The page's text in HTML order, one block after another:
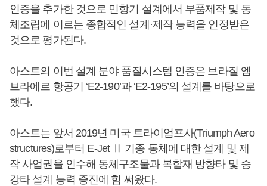
인증을 추가한 것으로 민항기 설계에서 부품제작 및 동
체조립에 이르는 종합적인 설계·제작 능력을 인정받은
것으로 평가된다.
아스트의 이번 설계 분야 품질시스템 인증은 브라질 엠
브라에르 항공기 ‘E2-190’과 ‘E2-195’의 설계를 바탕으로
했다.
아스트는 앞서 2019년 미국 트라이엄프사(Triumph Aero
structures)로부터 E-Jet Ⅱ 기종 동체에 대한 설계 및 제
작 사업권을 인수해 동체구조물과 복합재 방향타 및 승
강타 설계 능력 증진에 힘 써왔다.